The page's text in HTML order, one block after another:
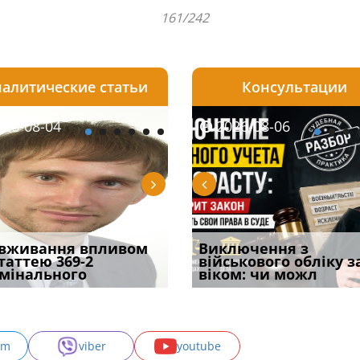
161/242
06
встановив для
шкоди
2026-08-06
Документи, на яких не
проставляється
апостиль: пер
статьи
08-04
впливом
369-2
2026-08-04
Переоформлення
відстрочки за іншою
підставою: нов
Консультации
2026-08-05
захисту у
я
2026-08-06
Виключення з
військового обліку
віком: чи можл
2026-07-30
Восьмий ААС
підтвердив, що
може скас
viber youtube